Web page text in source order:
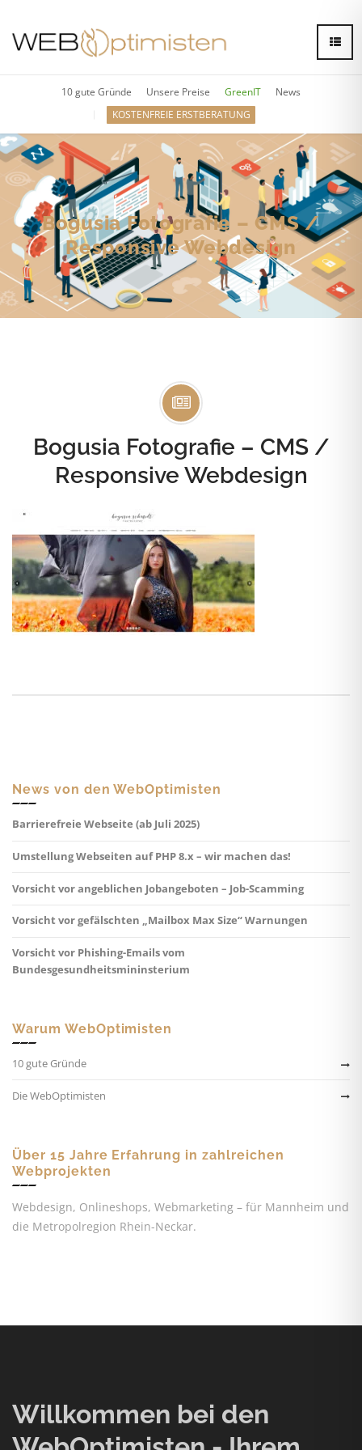
10 gute Gründe Unsere Preise GreenIT
News
KOSTENFREIE ERSTBERATUNG
Bogusia Fotografie – CMS /
Responsive Webdesign
Bogusia Fotografie – CMS /
Responsive Webdesign
News von den WebOptimisten
Barrierefreie Webseite (ab Juli 2025)
Umstellung Webseiten auf PHP 8.x – wir machen das!
Vorsicht vor angeblichen Jobangeboten – Job-Scamming
Vorsicht vor gefälschten „Mailbox Max Size“ Warnungen
Vorsicht vor Phishing-Emails vom
Bundesgesundheitsmininsterium
Warum WebOptimisten
10 gute Gründe
Die WebOptimisten
Über 15 Jahre Erfahrung in zahlreichen
Webprojekten
Webdesign, Onlineshops, Webmarketing – für Mannheim und
die Metropolregion Rhein-Neckar.
Willkommen bei den